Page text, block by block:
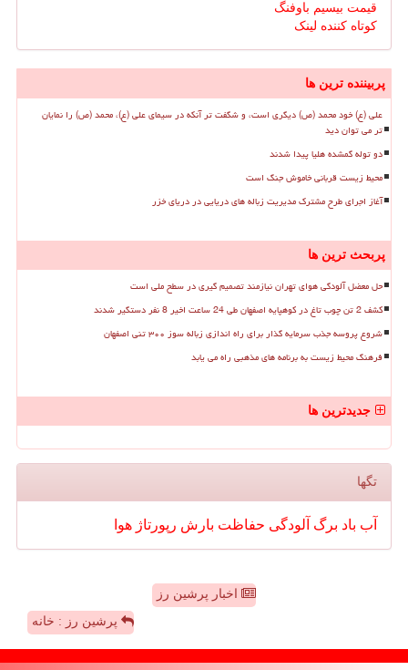
قیمت بیسیم باوفنگ
کوتاه کننده لینک
پربیننده ترین ها
علی (ع) خود محمد (ص) دیگری است، و شگفت تر آنکه در سیمای علی (ع)، محمد (ص) را نمایان
تر می توان دید
دو توله گمشده هلیا پیدا شدند
محیط زیست قربانی خاموش جنگ است
آغاز اجرای طرح مشترک مدیریت زباله های دریایی در دریای خزر
پربحث ترین ها
حل معضل آلودگی هوای تهران نیازمند تصمیم گیری در سطح ملی است
کشف 2 تن چوب تاغ در کوهپایه اصفهان طی 24 ساعت اخیر 8 نفر دستگیر شدند
شروع پروسه جذب سرمایه گذار برای راه اندازی زباله سوز ۳۰۰ تنی اصفهان
فرهنگ محیط زیست به برنامه های مذهبی راه می یابد
جدیدترین ها
تگها
آب باد برگ آلودگی حفاظت بارش رپورتاژ هوا
اخبار پرشین رز
پرشین رز : خانه